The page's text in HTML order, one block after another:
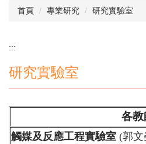
首頁 專業研究 研究實驗室
:::
研究實驗室
各
觸媒及反應工程實驗室 (郭